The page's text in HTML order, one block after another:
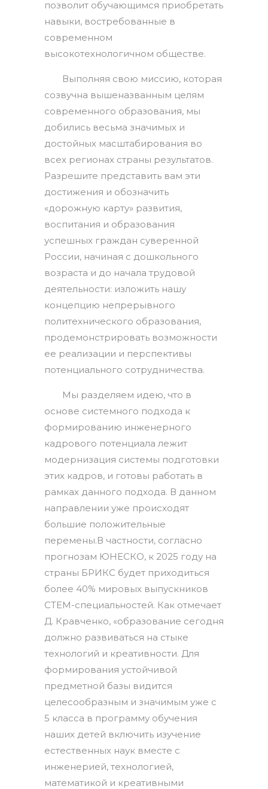
позволит обучающимся приобретать
навыки, востребованные в
современном
высокотехнологичном обществе.
Выполняя свою миссию, которая
созвучна вышеназванным целям
современного образования, мы
добились весьма значимых и
достойных масштабирования во
всех регионах страны результатов.
Разрешите представить вам эти
достижения и обозначить
«дорожную карту» развития,
воспитания и образования
успешных граждан суверенной
России, начиная с дошкольного
возраста и до начала трудовой
деятельности: изложить нашу
концепцию непрерывного
политехнического образования,
продемонстрировать возможности
ее реализации и перспективы
потенциального сотрудничества.
Мы разделяем идею, что в
основе системного подхода к
формированию инженерного
кадрового потенциала лежит
модернизация системы подготовки
этих кадров, и готовы работать в
рамках данного подхода. В данном
направлении уже происходят
большие положительные
перемены.В частности, согласно
прогнозам ЮНЕСКО, к 2025 году на
страны БРИКС будет приходиться
более 40% мировых выпускников
СTEM-специальностей. Как отмечает
Д. Кравченко, «образование сегодня
должно развиваться на стыке
технологий и креативности. Для
формирования устойчивой
предметной базы видится
целесообразным и значимым уже с
5 класса в программу обучения
наших детей включить изучение
естественных наук вместе с
инженерией, технологией,
математикой и креативными